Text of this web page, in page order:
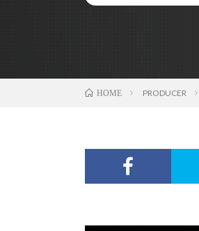
HOME PRODUCER